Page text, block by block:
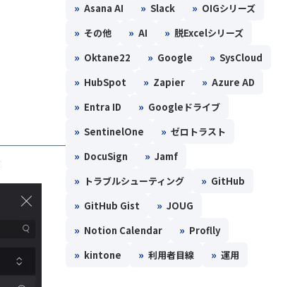
» Asana AI » Slack » OIGシリーズ
» その他 » AI » 脱Excelシリーズ
» Oktane22 » Google » SysCloud
» HubSpot » Zapier » Azure AD
» Entra ID » Googleドライブ
» SentinelOne » ゼロトラスト
» DocuSign » Jamf
» トラブルシューティング » GitHub
» GitHub Gist » JOUG
» Notion Calendar » Proflly
» kintone » 利用者目線 » 運用